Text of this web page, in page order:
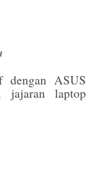
dengan ASUS
laptop